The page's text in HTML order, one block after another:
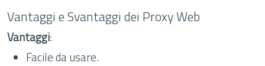
Vantaggi e Svantaggi dei Proxy Web
Vantaggi:
Facile da usare.